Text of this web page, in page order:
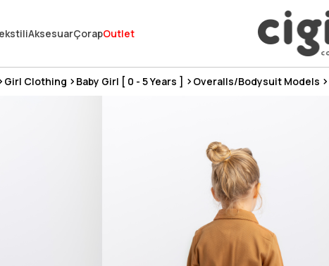
!
AksesuarÇorapOutlet
Girl Clothing Baby Girl [ 0 - 5 Years ] Overalls/Bodysuit Models